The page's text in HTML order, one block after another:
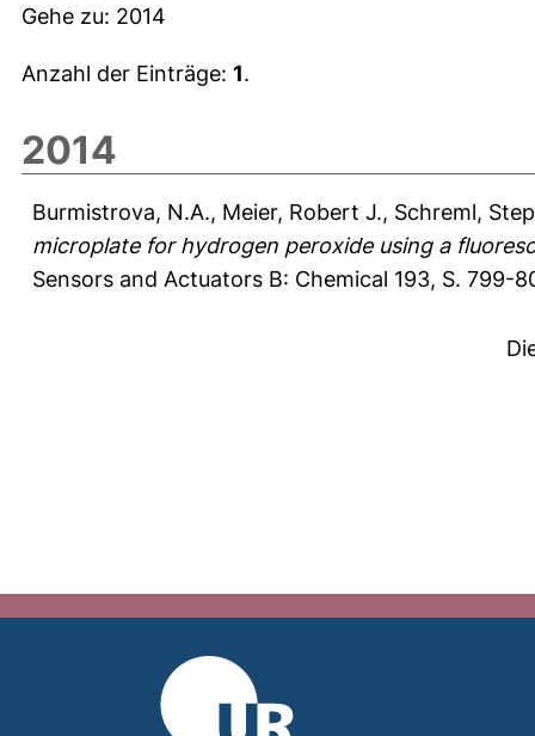
Gehe zu: 2014
Anzahl der Einträge: 1.
2014
Burmistrova, N.A., Meier, Robert J., Schreml,
microplate for hydrogen peroxide using a
Sensors and Actuators B: Chemical 193, S. 799-